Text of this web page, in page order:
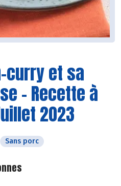
curry et sa
- Recette à
2023
Sans porc